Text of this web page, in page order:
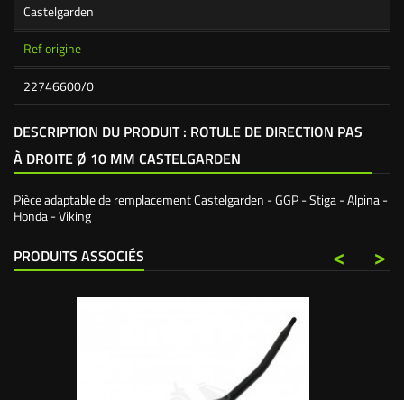
Castelgarden
Ref origine
22746600/0
DESCRIPTION DU PRODUIT : ROTULE DE DIRECTION PAS
À DROITE Ø 10 MM CASTELGARDEN
Pièce adaptable de remplacement Castelgarden - GGP - Stiga - Alpina -
Honda - Viking
PRODUITS ASSOCIÉS >
<